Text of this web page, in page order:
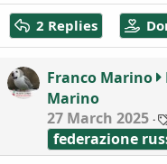
a
c
t
o
2 Replies
Franco Marino
Marino
27 March 2025
federazione